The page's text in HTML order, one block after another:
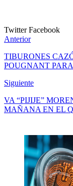
TwitterFacebook
Anterior
TIBURONES
POUGNANT
Siguiente
VA “PIJIJE”
MAÑANA EN EL